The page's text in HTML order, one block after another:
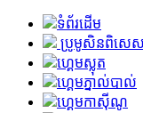
ទំព័រដើម
ប្រូមូសិនពិសេស
ហ្គេមស្លុត
ហ្គេមភ្នាល់បាល់
ហ្គេមកាស៊ីណូ